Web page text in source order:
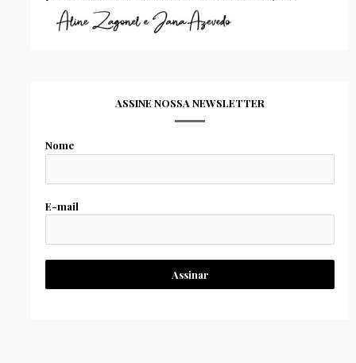
ASSINE NOSSA NEWSLETTER
Nome
E-mail
Assinar